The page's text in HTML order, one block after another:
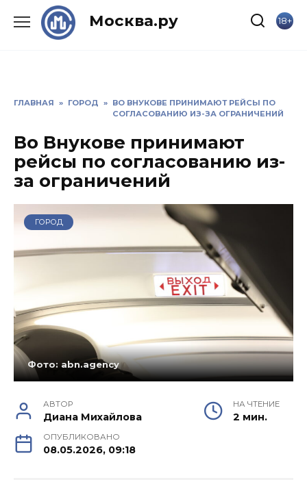
Москва.ру 18+
ГЛАВНАЯ » ГОРОД » ВО ВНУКОВЕ ПРИНИМАЮТ РЕЙСЫ ПО
СОГЛАСОВАНИЮ ИЗ-ЗА ОГРАНИЧЕНИЙ
Во Внукове принимают
рейсы по согласованию из-
за ограничений
ГОРОД
Фото: abn.agency
АВТОР
Диана Михайлова
НА ЧТЕНИЕ
2 мин.
ОПУБЛИКОВАНО
08.05.2026, 09:18